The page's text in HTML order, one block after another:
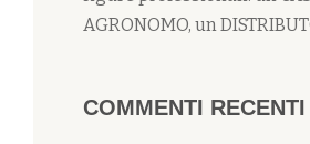
AGRONOMO, un
COMMENTI RECENTI